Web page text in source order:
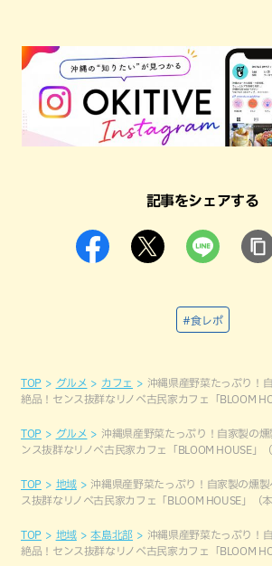
記事をシェアする
#食レポ
TOP グルメ カフェ
沖縄県産野菜たっぷり！
絶品！センス抜群なリノベ古民家カフェ「BLOOM
TOP グルメ
沖縄県産野菜たっぷり！自家製の
ンス抜群なリノベ古民家カフェ「BLOOM HOUSE」（
TOP 地域
沖縄県産野菜たっぷり！自家製の燻
ス抜群なリノベ古民家カフェ「BLOOM HOUSE」（本
TOP 地域 本島北部
沖縄県産野菜たっぷり！
絶品！センス抜群なリノベ古民家カフェ「BLOOM